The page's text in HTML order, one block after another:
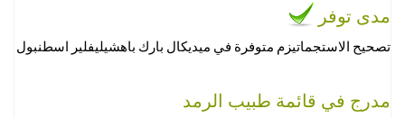
مدى توفر
تصحيح الاستجماتيزم متوفرة في ميديكال بارك باهشيليفلير اسطنبول
مدرج في قائمة طبيب الرمد